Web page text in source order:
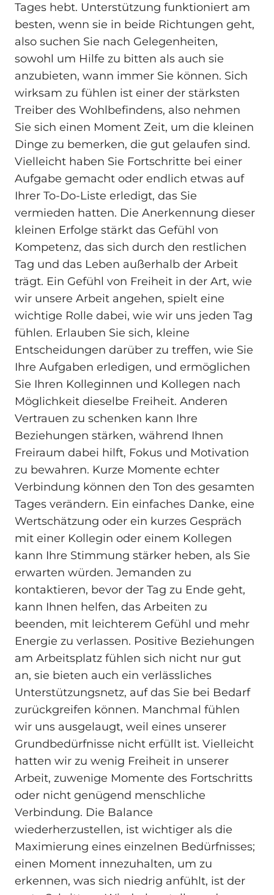
Tages hebt. Unterstützung funktioniert am
besten, wenn sie in beide Richtungen geht,
also suchen Sie nach Gelegenheiten,
sowohl um Hilfe zu bitten als auch sie
anzubieten, wann immer Sie können. Sich
wirksam zu fühlen ist einer der stärksten
Treiber des Wohlbefindens, also nehmen
Sie sich einen Moment Zeit, um die kleinen
Dinge zu bemerken, die gut gelaufen sind.
Vielleicht haben Sie Fortschritte bei einer
Aufgabe gemacht oder endlich etwas auf
Ihrer To-Do-Liste erledigt, das Sie
vermieden hatten. Die Anerkennung dieser
kleinen Erfolge stärkt das Gefühl von
Kompetenz, das sich durch den restlichen
Tag und das Leben außerhalb der Arbeit
trägt. Ein Gefühl von Freiheit in der Art, wie
wir unsere Arbeit angehen, spielt eine
wichtige Rolle dabei, wie wir uns jeden Tag
fühlen. Erlauben Sie sich, kleine
Entscheidungen darüber zu treffen, wie Sie
Ihre Aufgaben erledigen, und ermöglichen
Sie Ihren Kolleginnen und Kollegen nach
Möglichkeit dieselbe Freiheit. Anderen
Vertrauen zu schenken kann Ihre
Beziehungen stärken, während Ihnen
Freiraum dabei hilft, Fokus und Motivation
zu bewahren. Kurze Momente echter
Verbindung können den Ton des gesamten
Tages verändern. Ein einfaches Danke, eine
Wertschätzung oder ein kurzes Gespräch
mit einer Kollegin oder einem Kollegen
kann Ihre Stimmung stärker heben, als Sie
erwarten würden. Jemanden zu
kontaktieren, bevor der Tag zu Ende geht,
kann Ihnen helfen, das Arbeiten zu
beenden, mit leichterem Gefühl und mehr
Energie zu verlassen. Positive Beziehungen
am Arbeitsplatz fühlen sich nicht nur gut
an, sie bieten auch ein verlässliches
Unterstützungsnetz, auf das Sie bei Bedarf
zurückgreifen können. Manchmal fühlen
wir uns ausgelaugt, weil eines unserer
Grundbedürfnisse nicht erfüllt ist. Vielleicht
hatten wir zu wenig Freiheit in unserer
Arbeit, zuwenige Momente des Fortschritts
oder nicht genügend menschliche
Verbindung. Die Balance
wiederherzustellen, ist wichtiger als die
Maximierung eines einzelnen Bedürfnisses;
einen Moment innezuhalten, um zu
erkennen, was sich niedrig anfühlt, ist der